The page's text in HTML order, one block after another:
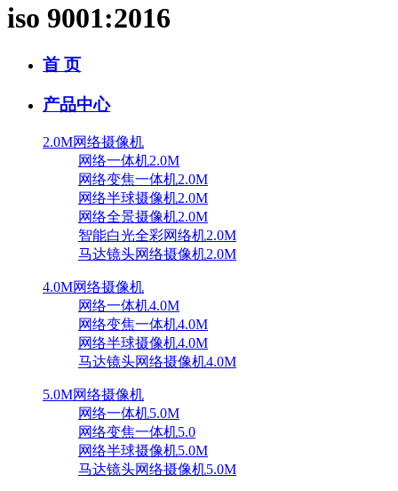
iso 9001:2016
首 页
产品中心
2.0M网络摄像机
网络一体机2.0M
网络变焦一体机2.0M
网络半球摄像机2.0M
网络全景摄像机2.0M
智能白光全彩网络机2.0M
马达镜头网络摄像机2.0M
4.0M网络摄像机
网络一体机4.0M
网络变焦一体机4.0M
网络半球摄像机4.0M
马达镜头网络摄像机4.0M
5.0M网络摄像机
网络一体机5.0M
网络变焦一体机5.0
网络半球摄像机5.0M
马达镜头网络摄像机5.0M